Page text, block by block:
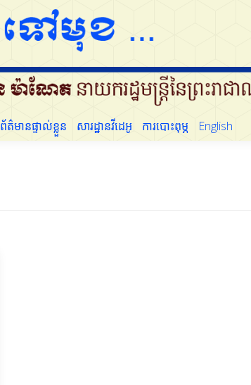
ព័ត៌មានផ្ទាល់ខ្លួន សារដ្ឋានវីដេអូ ការបោះពុម្ភ English
ដើម្បីប្រជាជន ព័ត៌មានផ្ទាល់ខ្លួន